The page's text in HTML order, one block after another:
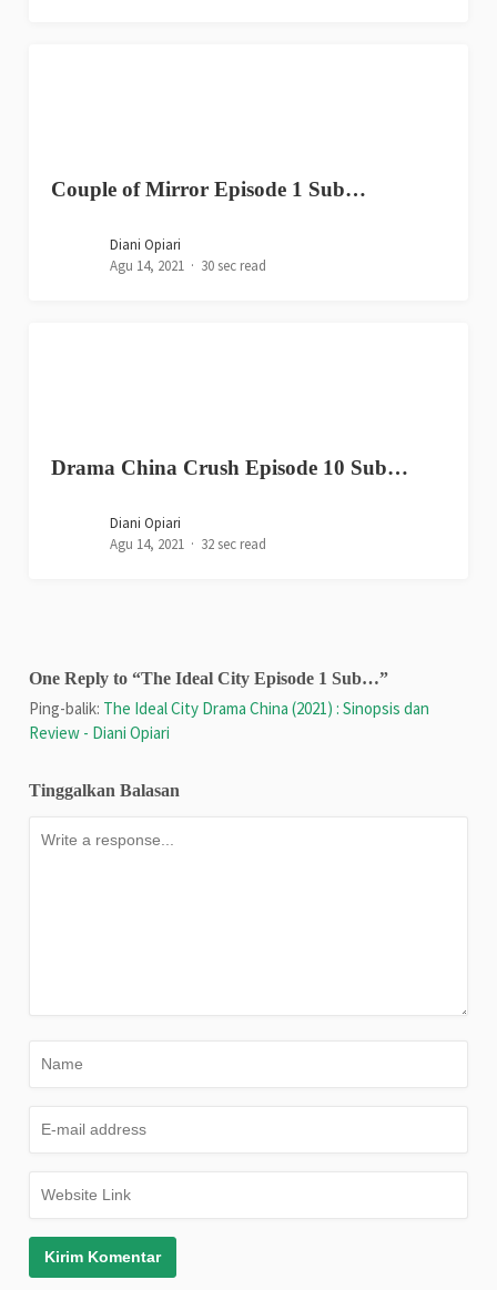
Couple of Mirror Episode 1 Sub…
Diani Opiari
Agu 14, 2021
30 sec read
Drama China Crush Episode 10 Sub…
Diani Opiari
Agu 14, 2021
32 sec read
One Reply to “The Ideal City Episode 1 Sub…”
Ping-balik: The Ideal City Drama China (2021) : Sinopsis dan
Review - Diani Opiari
Tinggalkan Balasan